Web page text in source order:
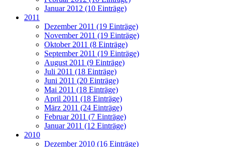
Januar 2012 (10 Einträge)
2011
Dezember 2011 (19 Einträge)
November 2011 (19 Einträge)
Oktober 2011 (8 Einträge)
September 2011 (19 Einträge)
August 2011 (9 Einträge)
Juli 2011 (18 Einträge)
Juni 2011 (20 Einträge)
Mai 2011 (18 Einträge)
April 2011 (18 Einträge)
März 2011 (24 Einträge)
Februar 2011 (7 Einträge)
Januar 2011 (12 Einträge)
2010
Dezember 2010 (16 Einträge)